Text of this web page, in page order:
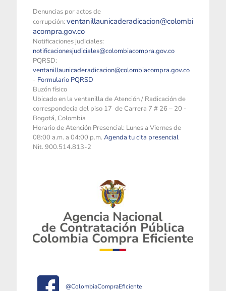
Denuncias por actos de
corrupción: ventanillaunicaderadicacion@colombi
acompra.gov.co
Notificaciones judiciales:
notificacionesjudiciales@colombiacompra.gov.co
PQRSD:
ventanillaunicaderadicacion@colombiacompra.gov.co
- Formulario PQRSD
Buzón físico
Ubicado en la ventanilla de Atención / Radicación de
correspondecia del piso 17 de Carrera 7 # 26 – 20 -
Bogotá, Colombia
Horario de Atención Presencial: Lunes a Viernes de
08:00 a.m. a 04:00 p.m. Agenda tu cita presencial
Nit. 900.514.813-2
@ColombiaCompraEficiente